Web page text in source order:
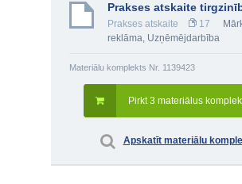
Prakses atskaite
Prakses atskaite 17
reklāma, Uzņēmējdarbība
Materiālu komplekts Nr. 1139423
Pirkt 3 materiālus
Apskatīt materiālu